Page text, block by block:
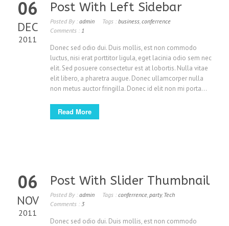
06
DEC
2011
Post With Left Sidebar
Posted By : admin Tags : business conferrence
Comments : 1
Donec sed odio dui. Duis mollis, est non commodo
luctus, nisi erat porttitor ligula, eget lacinia odio sem nec
elit. Sed posuere consectetur est at lobortis. Nulla vitae
elit libero, a pharetra augue. Donec ullamcorper nulla
non metus auctor fringilla. Donec id elit non mi porta...
Read More
06
NOV
2011
Post With Slider Thumbnail
Posted By : admin Tags : conferrence party, Tech
Comments : 3
Donec sed odio dui. Duis mollis, est non commodo